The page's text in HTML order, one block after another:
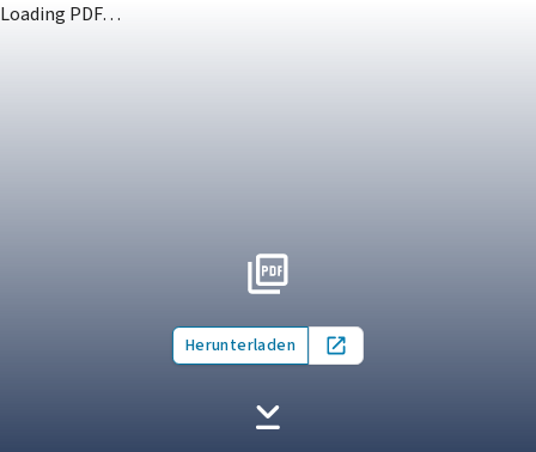
Loading PDF…
Herunterladen Open in new tab